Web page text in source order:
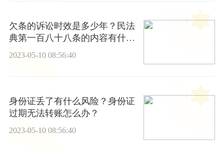
欠条的诉讼时效是多少年？民法
典第一百八十八条的内容有什么
2023-05-10 08:56:40
身份证丢了有什么风险？身份证
过期无法转账怎么办？
2023-05-10 08:56:40